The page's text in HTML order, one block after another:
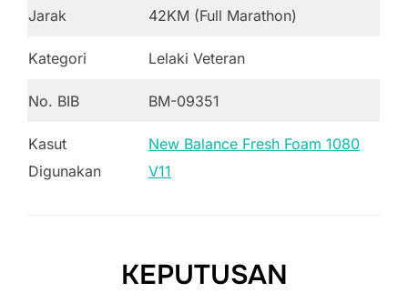
Jarak 42KM (Full Marathon)
Kategori Lelaki Veteran
No. BIB BM-09351
Kasut
Digunakan
New Balance Fresh Foam 1080
V11
KEPUTUSAN